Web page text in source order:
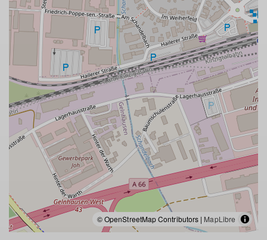
© OpenStreetMap Contributors | MapLibre